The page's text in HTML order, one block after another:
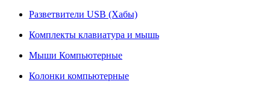
Разветвители USB (Хабы)
Комплекты клавиатура и мышь
Мыши Компьютерные
Колонки компьютерные